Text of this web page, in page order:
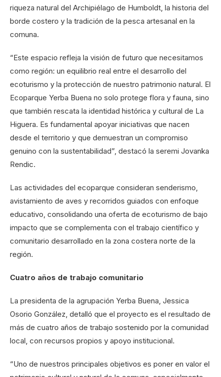
riqueza natural del Archipiélago de Humboldt, la historia del
borde costero y la tradición de la pesca artesanal en la
comuna.
“Este espacio refleja la visión de futuro que necesitamos
como región: un equilibrio real entre el desarrollo del
ecoturismo y la protección de nuestro patrimonio natural. El
Ecoparque Yerba Buena no solo protege flora y fauna, sino
que también rescata la identidad histórica y cultural de La
Higuera. Es fundamental apoyar iniciativas que nacen
desde el territorio y que demuestran un compromiso
genuino con la sustentabilidad”, destacó la seremi Jovanka
Rendic.
Las actividades del ecoparque consideran senderismo,
avistamiento de aves y recorridos guiados con enfoque
educativo, consolidando una oferta de ecoturismo de bajo
impacto que se complementa con el trabajo científico y
comunitario desarrollado en la zona costera norte de la
región.
Cuatro años de trabajo comunitario
La presidenta de la agrupación Yerba Buena, Jessica
Osorio González, detalló que el proyecto es el resultado de
más de cuatro años de trabajo sostenido por la comunidad
local, con recursos propios y apoyo institucional.
“Uno de nuestros principales objetivos es poner en valor el